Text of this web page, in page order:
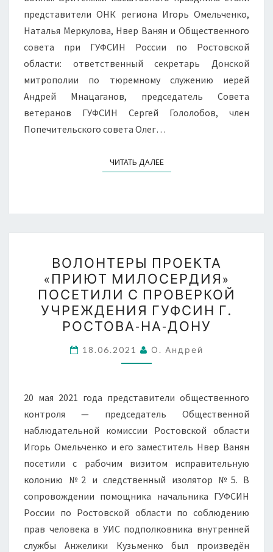
представители ОНК региона Игорь Омельченко,
Наталья Меркулова, Нвер Ванян и Общественного
совета при ГУФСИН России по Ростовской
области: ответственный секретарь Донской
митрополии по тюремному служению иерей
Андрей Мнацаганов, председатель Совета
ветеранов ГУФСИН Сергей Гололобов, член
Попечительского совета Олег…
ЧИТАТЬ ДАЛЕЕЧИТАТЬ ДАЛЕЕ
ПРОЕКТА
«ПРИЮТ
МИЛОСЕРДИЯ»
ПОСЕТИЛИ
С
ПРОВЕРКОЙ
УЧРЕЖДЕНИЯ
Г.
РОСТОВА-
НА-
ДОНУ
ВОЛОНТЕРЫ ПРОЕКТА
«ПРИЮТ МИЛОСЕРДИЯ»
ПОСЕТИЛИ С ПРОВЕРКОЙ
УЧРЕЖДЕНИЯ ГУФСИН Г.
РОСТОВА-НА-ДОНУ
18.06.2021 О. Андрей
20 мая 2021 года представители общественного
контроля — председатель Общественной
наблюдательной комиссии Ростовской области
Игорь Омельченко и его заместитель Нвер Ванян
посетили с рабочим визитом исправительную
колонию №2 и следственный изолятор №5. В
сопровождении помощника начальника ГУФСИН
России по Ростовской области по соблюдению
прав человека в УИС подполковника внутренней
службы Анжелики Кузьменко был произведён